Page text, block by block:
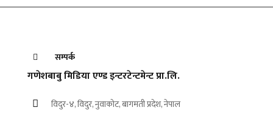
सम्पर्क
गणेशबाबु मिडिया एण्ड इन्टरटेन्टमेन्ट प्रा.लि.
विदुर-४, विदुर, नुवाकोट, बागमती प्रदेश, नेपाल